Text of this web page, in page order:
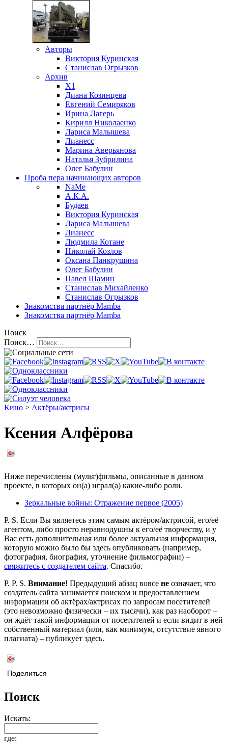
Авторы
Виктория Куринская
Станислав Огрызков
Архив
X1
Диана Козинцева
Евгений Семиряков
Ирина Лагерь
Кирилл Николаенко
Лариса Малышева
Лианесс
Марина Аверьянова
Наталья Зубрилина
Олег Бабулин
Проба пера начинающих авторов
NaMe
А.К.А.
Будаев
Виктория Куринская
Лариса Малышева
Лианесс
Людмила Котане
Николай Козлов
Оксана Панкрушина
Олег Бабулин
Павел Шамин
Станислав Михайленко
Станислав Огрызков
Знакомства партнёр Mamba
Знакомства партнёр Mamba
Поиск
Поиск…
Кино > Актёры/актрисы
Ксения Алфёрова
Ниже перечислены (мульт)фильмы, описанные в данном
проекте, в которых он(а) играл(а) какие-либо роли.
Зеркальные войны: Отражение первое (2005)
P. S. Если Вы являетесь этим самым актёром/актрисой, его/её
агентом, либо просто неравнодушны к его/её творчеству, и у
Вас есть дополнительная или более актуальная информация,
которую можно было бы здесь опубликовать (например,
фотография, биография, уточнение фильмографии) –
свяжитесь с создателем сайта. Спасибо.
P. P. S. Внимание! Предыдущий абзац вовсе не означает, что
создатель сайта занимается поиском и предоставлением
информации об актёрах/актрисах по запросам посетителей
(это невозможно физически – их тысячи), как раз наоборот –
он ждёт такой информации от посетителей и если видит в ней
собственный материал (или, как минимум, отсутствие явного
плагиата) – публикует здесь.
Поделиться
Поиск
Искать:
где: